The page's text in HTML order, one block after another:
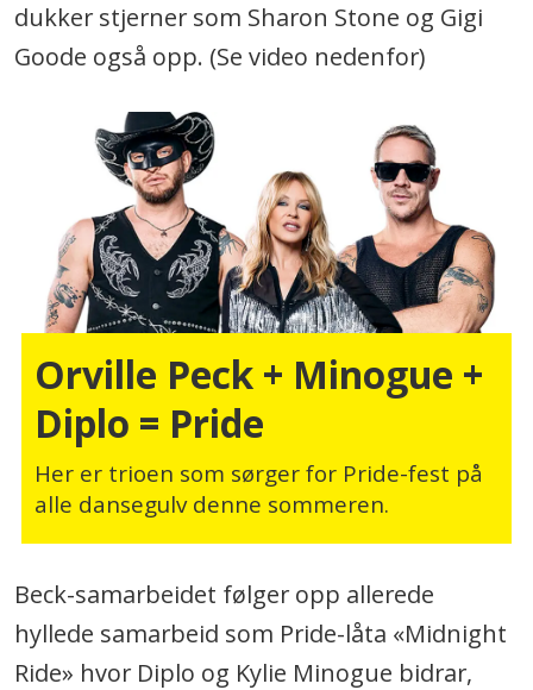
dukker stjerner som Sharon Stone og Gigi
Goode også opp. (Se video nedenfor)
Orville Peck + Minogue +
Diplo = Pride
Her er trioen som sørger for Pride-fest på
alle dansegulv denne sommeren.
Beck-samarbeidet følger opp allerede
hyllede samarbeid som Pride-låta «Midnight
Ride» hvor Diplo og Kylie Minogue bidrar,